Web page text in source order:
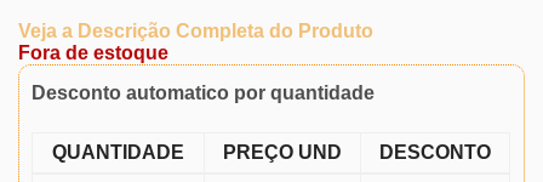
Veja a Descrição Completa do Produto
Fora de estoque
Desconto automatico por quantidade
QUANTIDADE PREÇO UND
DESCONTO